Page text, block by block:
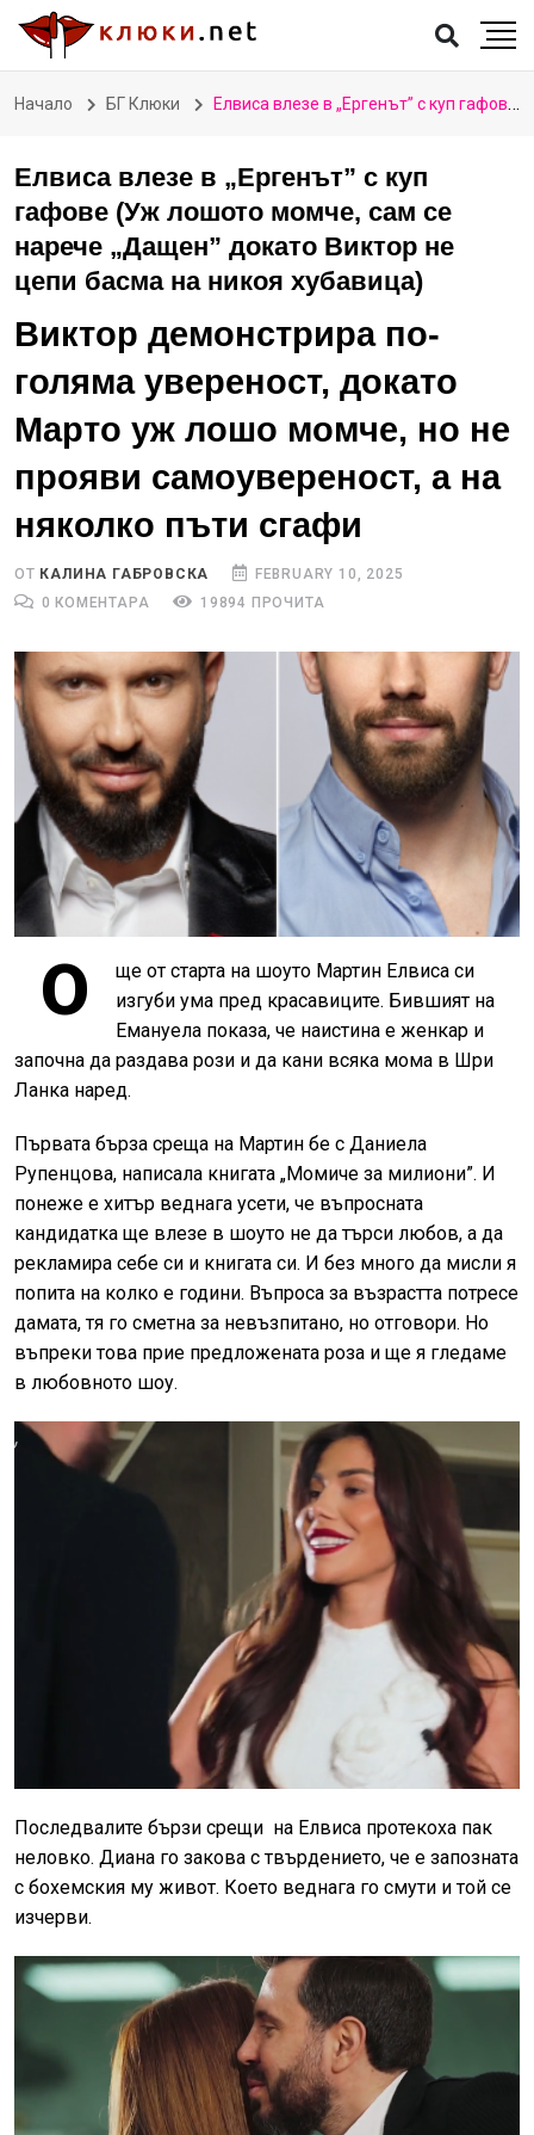
Начало БГ Клюки Елвиса влезе в „Ергенът” с куп гафове (Уж лошото момче, сам се нарече „Дащен” докато Виктор не цепи басма на никоя хубавица)
Елвиса влезе в „Ергенът” с куп
гафове (Уж лошото момче, сам се
нарече „Дащен” докато Виктор не
цепи басма на никоя хубавица)
Виктор демонстрира по-
голяма увереност, докато
Марто уж лошо момче, но не
прояви самоувереност, а на
няколко пъти сгафи
ОТ КАЛИНА ГАБРОВСКА
FEBRUARY 10, 2025
0 КОМЕНТАРА
19894 ПРОЧИТА
О
ще от старта на шоуто Мартин Елвиса си
изгуби ума пред красавиците. Бившият на
Емануела показа, че наистина е женкар и
започна да раздава рози и да кани всяка мома в Шри
Ланка наред.
Първата бърза среща на Мартин бе с Даниела
Рупенцова, написала книгата „Момиче за милиони”. И
понеже е хитър веднага усети, че въпросната
кандидатка ще влезе в шоуто не да търси любов, а да
рекламира себе си и книгата си. И без много да мисли я
попита на колко е години. Въпроса за възрастта потресе
дамата, тя го сметна за невъзпитано, но отговори. Но
въпреки това прие предложената роза и ще я гледаме
в любовното шоу.
Последвалите бързи срещи на Елвиса протекоха пак
неловко. Диана го закова с твърдението, че е запозната
с бохемския му живот. Което веднага го смути и той се
изчерви.